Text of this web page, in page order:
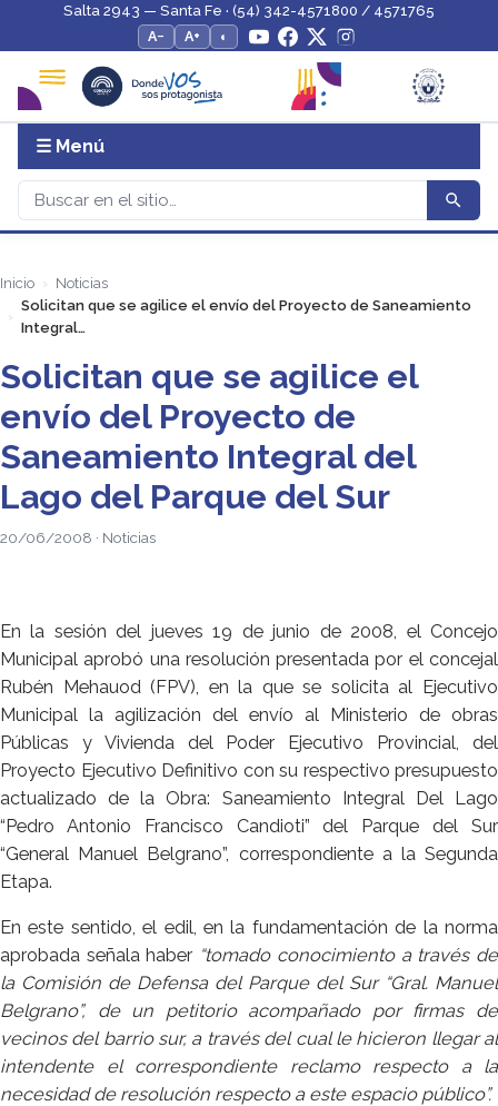
Salta 2943 — Santa Fe · (54) 342-4571800 / 4571765
A−
A+ ◐
☰ Menú
Inicio
Noticias
Solicitan que se agilice el envío del Proyecto de Saneamiento
Integral…
Solicitan que se agilice el
envío del Proyecto de
Saneamiento Integral del
Lago del Parque del Sur
20/06/2008 · Noticias
En la sesión del jueves 19 de junio de 2008, el Concejo
Municipal aprobó una resolución presentada por el concejal
Rubén Mehauod (FPV), en la que se solicita al Ejecutivo
Municipal la agilización del envío al Ministerio de obras
Públicas y Vivienda del Poder Ejecutivo Provincial, del
Proyecto Ejecutivo Definitivo con su respectivo presupuesto
actualizado de la Obra: Saneamiento Integral Del Lago
“Pedro Antonio Francisco Candioti” del Parque del Sur
“General Manuel Belgrano”, correspondiente a la Segunda
Etapa.
En este sentido, el edil, en la fundamentación de la norma
aprobada señala haber “tomado conocimiento a través de
la Comisión de Defensa del Parque del Sur “Gral. Manuel
Belgrano”, de un petitorio acompañado por firmas de
vecinos del barrio sur, a través del cual le hicieron llegar al
intendente el correspondiente reclamo respecto a la
necesidad de resolución respecto a este espacio público”.